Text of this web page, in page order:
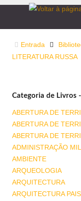
Entrada
LITERATURA RUSSA
Categoria de Livros
ABERTURA DE
ABERTURA DE
ABERTURA DE
ADMINISTRAÇÃO
AMBIENTE
ARQUEOLOGIA
ARQUITECTURA
ARQUITECTURA